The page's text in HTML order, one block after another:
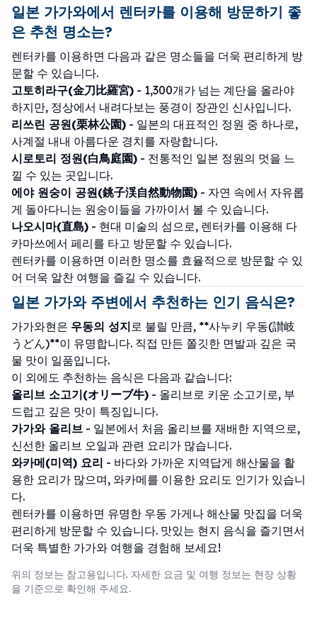
일본 가가와에서 렌터카를 이용해 방문하기 좋
은 추천 명소는?
렌터카를 이용하면 다음과 같은 명소들을 더욱 편리하게 방
문할 수 있습니다.
고토히라구(金刀比羅宮) - 1,300개가 넘는 계단을 올라야
하지만, 정상에서 내려다보는 풍경이 장관인 신사입니다.
리쓰린 공원(栗林公園) - 일본의 대표적인 정원 중 하나로,
사계절 내내 아름다운 경치를 자랑합니다.
시로토리 정원(白鳥庭園) - 전통적인 일본 정원의 멋을 느
낄 수 있는 곳입니다.
에야 원숭이 공원(銚子渓自然動物園) - 자연 속에서 자유롭
게 돌아다니는 원숭이들을 가까이서 볼 수 있습니다.
나오시마(直島) - 현대 미술의 섬으로, 렌터카를 이용해 다
카마쓰에서 페리를 타고 방문할 수 있습니다.
렌터카를 이용하면 이러한 명소를 효율적으로 방문할 수 있
어 더욱 알찬 여행을 즐길 수 있습니다.
일본 가가와 주변에서 추천하는 인기 음식은?
가가와현은 우동의 성지로 불릴 만큼, **사누키 우동(讃岐
うどん)**이 유명합니다. 직접 만든 쫄깃한 면발과 깊은 국
물 맛이 일품입니다.
이 외에도 추천하는 음식은 다음과 같습니다:
올리브 소고기(オリーブ牛) - 올리브로 키운 소고기로, 부
드럽고 깊은 맛이 특징입니다.
가가와 올리브 - 일본에서 처음 올리브를 재배한 지역으로,
신선한 올리브 오일과 관련 요리가 많습니다.
와카메(미역) 요리 - 바다와 가까운 지역답게 해산물을 활
용한 요리가 많으며, 와카메를 이용한 요리도 인기가 있습니
다.
렌터카를 이용하면 유명한 우동 가게나 해산물 맛집을 더욱
편리하게 방문할 수 있습니다. 맛있는 현지 음식을 즐기면서
더욱 특별한 가가와 여행을 경험해 보세요!
위의 정보는 참고용입니다. 자세한 요금 및 여행 정보는 현장 상황
을 기준으로 확인해 주세요.